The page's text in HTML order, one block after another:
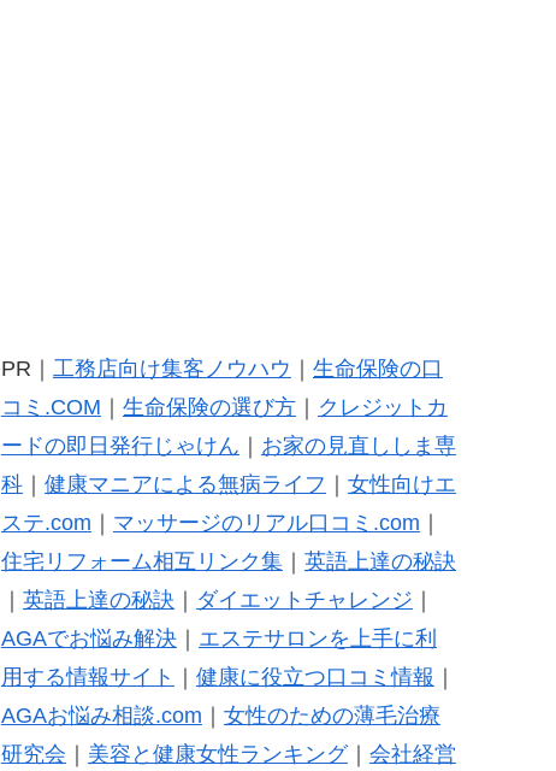
PR｜ 工務店向け集客ノウハウ
生命保険の口
コミ.COM
生命保険の選び方｜
クレジットカ
ードの即日発行じゃけん
お家の見直ししま専
科｜ 健康マニアによる無病ライフ
女性向けエ
ステ.com
マッサージのリアル口コミ.com
住宅リフォーム相互リンク集｜ 英語上達の秘訣
英語上達の秘訣 ダイエットチャレンジ
AGAでお悩み解決｜ エステサロンを上手に利
用する情報サイト
健康に役立つ口コミ情報
AGAお悩み相談.com
女性のための薄毛治療
研究会
美容と健康女性ランキング｜ 会社経営